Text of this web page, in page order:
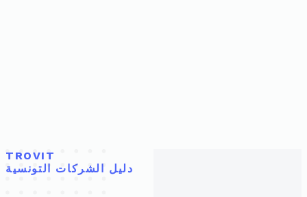
TROVIT
دليل الشركات التونسية